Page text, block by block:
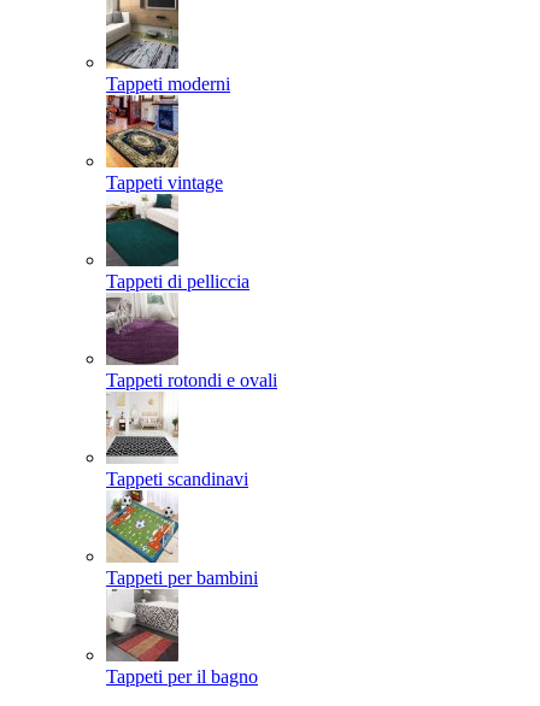
Tappeti moderni
Tappeti vintage
Tappeti di pelliccia
Tappeti rotondi e ovali
Tappeti scandinavi
Tappeti per bambini
Tappeti per il bagno